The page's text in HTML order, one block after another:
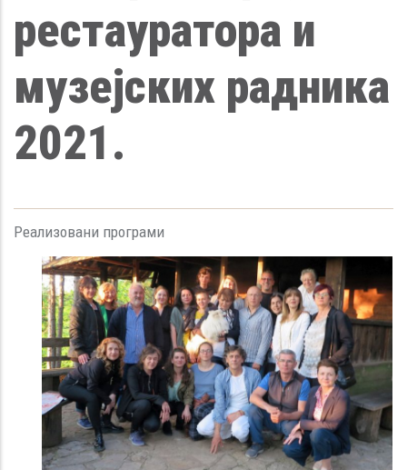
рестауратора и
музејских радника
2021.
Реализовани програми